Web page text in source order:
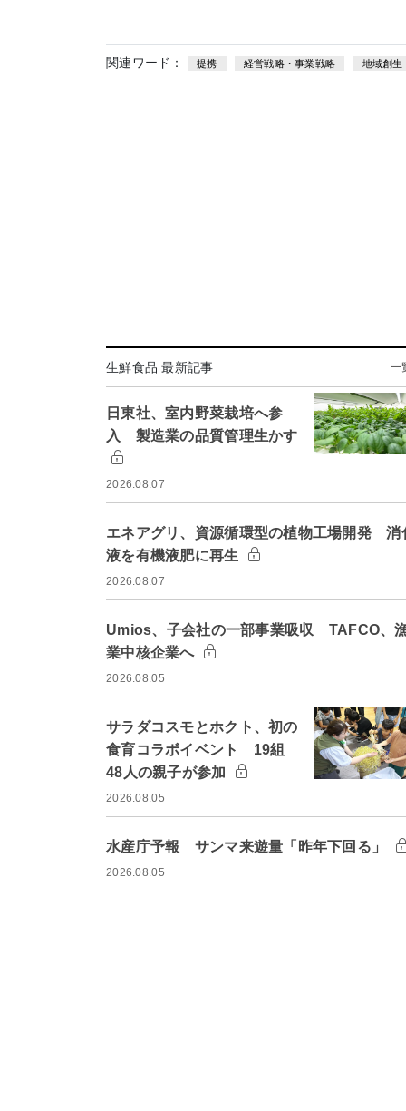
関連ワード： 提携 経営戦略・事業戦略 地域創生
生鮮食品 最新記事 一
日東社、室内野菜栽培へ参
入 製造業の品質管理生かす
2026.08.07
エネアグリ、資源循環型の植物工場開発 消
液を有機液肥に再生
2026.08.07
Umios、子会社の一部事業吸収 TAFCO、
業中核企業へ
2026.08.05
サラダコスモとホクト、初の
食育コラボイベント 19組
48人の親子が参加
2026.08.05
水産庁予報 サンマ来遊量「昨年下回る」
2026.08.05